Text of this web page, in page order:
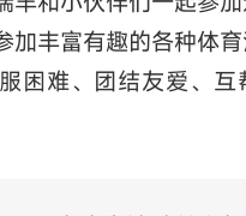
加丰富有趣的各种体
困难、团结友爱、互